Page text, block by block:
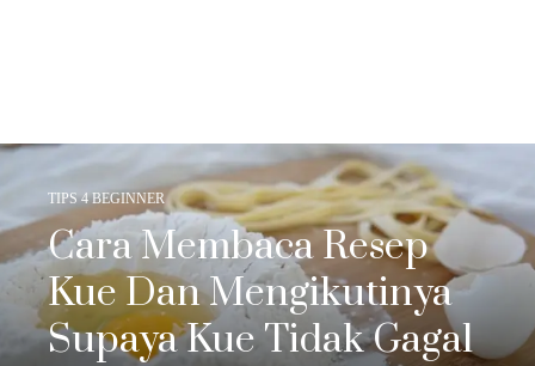
TIPS 4 BEGINNER
Cara Membaca Resep
Kue Dan Mengikutinya
Supaya Kue Tidak Gagal